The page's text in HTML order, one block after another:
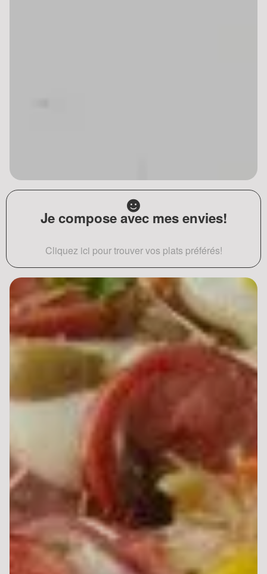
Je compose avec mes envies!
Cliquez ici pour trouver vos plats préférés!